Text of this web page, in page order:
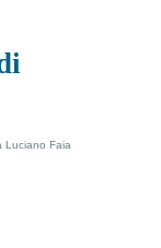
Luciano Faia